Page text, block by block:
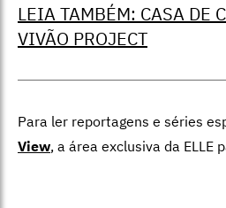
LEIA TAMBÉM: CASA DE
VIVÃO PROJECT
Para ler reportagens e séries
View, a área exclusiva da ELLE